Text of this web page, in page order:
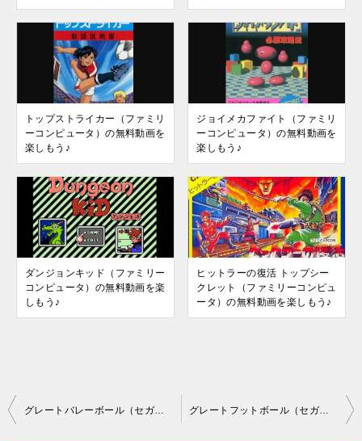
トップストライカー（ファミリ
ーコンピュータ）の無料動画を
楽しもう♪
ジョイメカファイト（ファミリ
ーコンピュータ）の無料動画を
楽しもう♪
ダンジョンキッド（ファミリー
コンピュータ）の無料動画を楽
しもう♪
ヒットラーの復活 トップシー
クレット（ファミリーコンピュ
ータ）の無料動画を楽しもう♪
投